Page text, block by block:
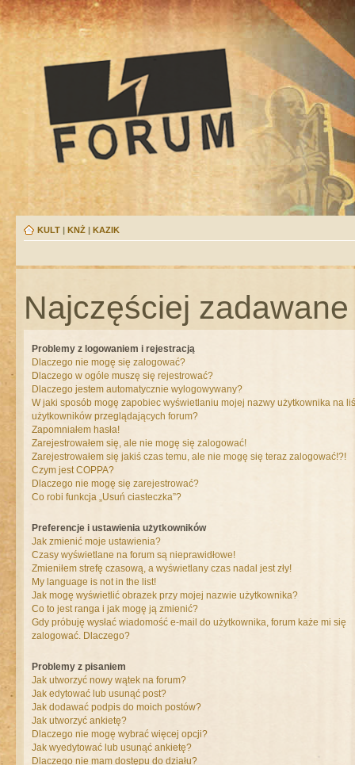
KULT | KNŻ | KAZIK
Najczęściej
Problemy z logowaniem i rejestracją
Dlaczego nie mogę się zalogować?
Dlaczego w ogóle muszę się rejestrować?
Dlaczego jestem automatycznie wylogowywany?
W jaki sposób mogę zapobiec wyświetlaniu mojej nazwy użytkownika na
użytkowników przeglądających forum?
Zapomniałem hasła!
Zarejestrowałem się, ale nie mogę się zalogować!
Zarejestrowałem się jakiś czas temu, ale nie mogę się teraz zalogować!?!
Czym jest COPPA?
Dlaczego nie mogę się zarejestrować?
Co robi funkcja „Usuń ciasteczka”?
Preferencje i ustawienia użytkowników
Jak zmienić moje ustawienia?
Czasy wyświetlane na forum są nieprawidłowe!
Zmieniłem strefę czasową, a wyświetlany czas nadal jest zły!
My language is not in the list!
Jak mogę wyświetlić obrazek przy mojej nazwie użytkownika?
Co to jest ranga i jak mogę ją zmienić?
Gdy próbuję wysłać wiadomość e-mail do użytkownika, forum każe mi się
zalogować. Dlaczego?
Problemy z pisaniem
Jak utworzyć nowy wątek na forum?
Jak edytować lub usunąć post?
Jak dodawać podpis do moich postów?
Jak utworzyć ankietę?
Dlaczego nie mogę wybrać więcej opcji?
Jak wyedytować lub usunąć ankietę?
Dlaczego nie mam dostępu do działu?